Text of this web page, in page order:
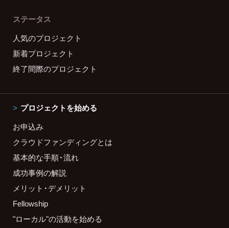
ステータス
人気のプロジェクト
新着プロジェクト
終了間際のプロジェクト
プロジェクトを始める
お申込み
クラウドファンディングとは
基本的な手順・流れ
成功事例の解説
メリット・デメリット
Fellowship
"ローカル"の活動を始める